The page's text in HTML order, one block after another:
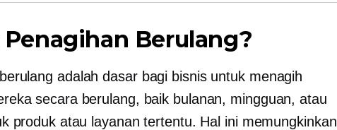
Berulang?
adalah dasar bagi bisnis untuk menagih
secara berulang, baik bulanan, mingguan, atau
produk atau layanan tertentu. Hal ini memungkinkan